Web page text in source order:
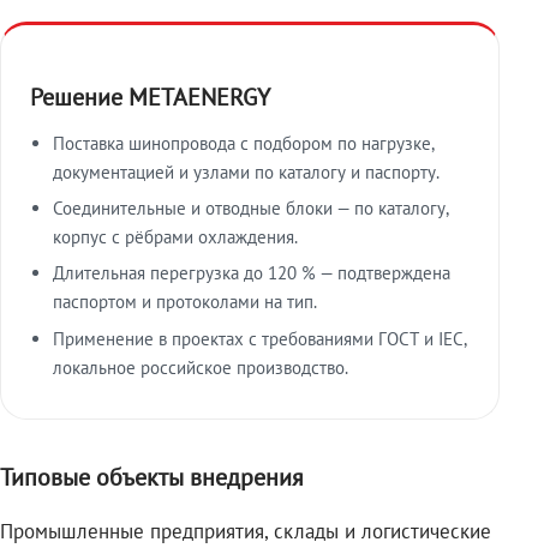
Решение METAENERGY
Поставка шинопровода с подбором по нагрузке,
документацией и узлами по каталогу и паспорту.
Соединительные и отводные блоки — по каталогу,
корпус с рёбрами охлаждения.
Длительная перегрузка до 120 % — подтверждена
паспортом и протоколами на тип.
Применение в проектах с требованиями ГОСТ и IEC,
локальное российское производство.
Типовые объекты внедрения
Промышленные предприятия, склады и логистические